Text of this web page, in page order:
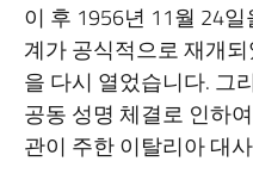
이 후 1956년 11월 24
계가 공식적으로 재개
을 다시 열었습니다. 그
공동 성명 체결로 인하
관이 주한 이탈리아 대